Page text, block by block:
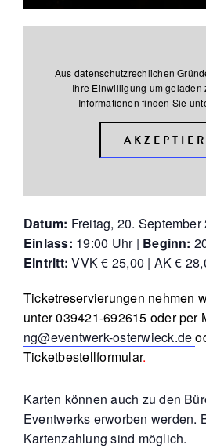
Aus datenschutzrechlichen
Ihre Einwilligung um geladen
Informationen finden Sie
Datum: Freitag, 20. September
Einlass: 19:00 Uhr | Beginn:
Eintritt: VVK € 25,00 | AK €
Ticketreservierungen nehmen
unter 039421-692615 oder per
ng@eventwerk-osterwieck.de
Ticketbestellformular.
Karten können auch zu den
Eventwerks erworben werden.
Kartenzahlung sind möglich.